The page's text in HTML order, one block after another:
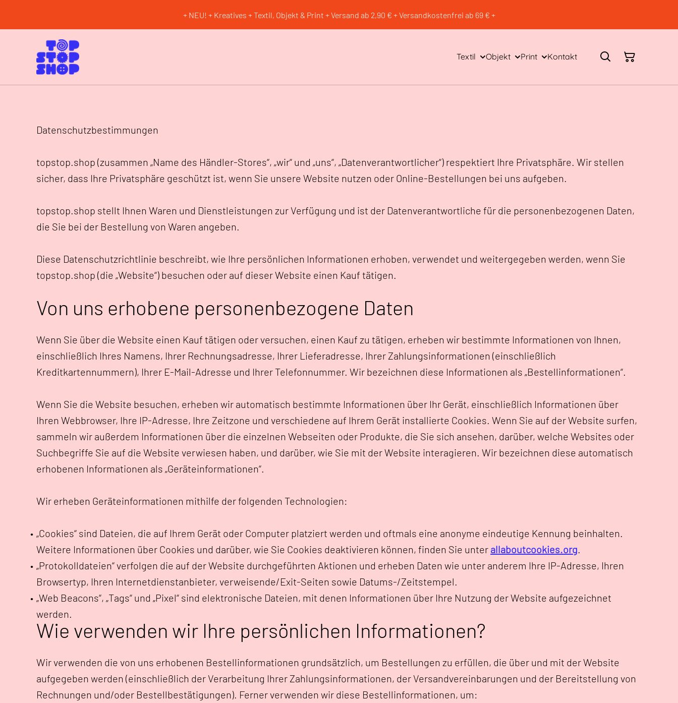
+ NEU! + Kreatives + Textil, Objekt & Print + Versand ab 2,90 € + Versandkostenfrei ab 69 € +
Textil Objekt Print Kontakt
Datenschutzbestimmungen
topstop.shop (zusammen „Name des Händler-Stores“, „wir“ und „uns“, „Datenverantwortlicher“) respektiert Ihre Privatsphäre. Wir stellen
sicher, dass Ihre Privatsphäre geschützt ist, wenn Sie unsere Website nutzen oder Online-Bestellungen bei uns aufgeben.
topstop.shop stellt Ihnen Waren und Dienstleistungen zur Verfügung und ist der Datenverantwortliche für die personenbezogenen Daten,
die Sie bei der Bestellung von Waren angeben.
Diese Datenschutzrichtlinie beschreibt, wie Ihre persönlichen Informationen erhoben, verwendet und weitergegeben werden, wenn Sie
topstop.shop (die „Website“) besuchen oder auf dieser Website einen Kauf tätigen.
Von uns erhobene personenbezogene Daten
Wenn Sie über die Website einen Kauf tätigen oder versuchen, einen Kauf zu tätigen, erheben wir bestimmte Informationen von Ihnen,
einschließlich Ihres Namens, Ihrer Rechnungsadresse, Ihrer Lieferadresse, Ihrer Zahlungsinformationen (einschließlich
Kreditkartennummern), Ihrer E-Mail-Adresse und Ihrer Telefonnummer. Wir bezeichnen diese Informationen als „Bestellinformationen“.
Wenn Sie die Website besuchen, erheben wir automatisch bestimmte Informationen über Ihr Gerät, einschließlich Informationen über
Ihren Webbrowser, Ihre IP-Adresse, Ihre Zeitzone und verschiedene auf Ihrem Gerät installierte Cookies. Wenn Sie auf der Website surfen,
sammeln wir außerdem Informationen über die einzelnen Webseiten oder Produkte, die Sie sich ansehen, darüber, welche Websites oder
Suchbegriffe Sie auf die Website verwiesen haben, und darüber, wie Sie mit der Website interagieren. Wir bezeichnen diese automatisch
erhobenen Informationen als „Geräteinformationen“.
Wir erheben Geräteinformationen mithilfe der folgenden Technologien:
„Cookies“ sind Dateien, die auf Ihrem Gerät oder Computer platziert werden und oftmals eine anonyme eindeutige Kennung beinhalten.
Weitere Informationen über Cookies und darüber, wie Sie Cookies deaktivieren können, finden Sie unter allaboutcookies.org.
„Protokolldateien“ verfolgen die auf der Website durchgeführten Aktionen und erheben Daten wie unter anderem Ihre IP-Adresse, Ihren
Browsertyp, Ihren Internetdienstanbieter, verweisende/Exit-Seiten sowie Datums-/Zeitstempel.
„Web Beacons“, „Tags“ und „Pixel“ sind elektronische Dateien, mit denen Informationen über Ihre Nutzung der Website aufgezeichnet
werden.
Wie verwenden wir Ihre persönlichen Informationen?
Wir verwenden die von uns erhobenen Bestellinformationen grundsätzlich, um Bestellungen zu erfüllen, die über und mit der Website
aufgegeben werden (einschließlich der Verarbeitung Ihrer Zahlungsinformationen, der Versandvereinbarungen und der Bereitstellung von
Rechnungen und/oder Bestellbestätigungen). Ferner verwenden wir diese Bestellinformationen, um: